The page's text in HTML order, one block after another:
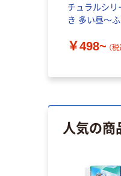
チュラルシリ
き 多い昼～ふ
￥498~ （税
人気の商